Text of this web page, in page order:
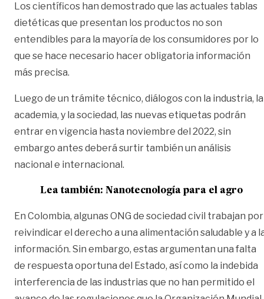
Los científicos han demostrado que las actuales tablas
dietéticas que presentan los productos no son
entendibles para la mayoría de los consumidores por lo
que se hace necesario hacer obligatoria información
más precisa.
Luego de un trámite técnico, diálogos con la industria, la
academia, y la sociedad, las nuevas etiquetas podrán
entrar en vigencia hasta noviembre del 2022, sin
embargo antes deberá surtir también un análisis
nacional e internacional.
Lea también: Nanotecnología para el agro
En Colombia, algunas ONG de sociedad civil trabajan por
reivindicar el derecho a una alimentación saludable y a
información. Sin embargo, estas argumentan una falta
de respuesta oportuna del Estado, así como la indebida
interferencia de las industrias que no han permitido el